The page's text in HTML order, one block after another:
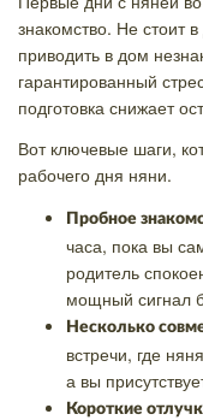
знакомство. Не стоит
приводить в дом
гарантированный
подготовка снижает
Вот ключевые шаги,
рабочего дня няни.
Пробное
часа, пока вы
родитель
мощный сигнал
Несколько
встречи, где
а вы
Короткие